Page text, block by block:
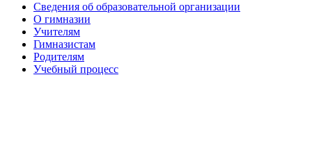
Сведения об образовательной организации
О гимназии
Учителям
Гимназистам
Родителям
Учебный процесс